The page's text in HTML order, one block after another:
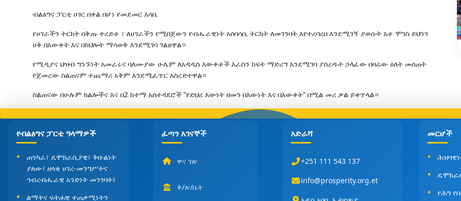
ብልፅግና ፓርቲ ሀገር በቀል በሆነ የመደመር እሳቤ
የሀገራችን ትርክት በቅጡ ተረድቶ ፣ ለሀገራችን የሚበጀውን የብሔራዊነት አሰባሳቢ ትርክት ለመገንባት እየተረባረበ እንደሚገኝ ያወሱት አቶ ሞገስ ይህንን
ሀቅ በእውቀት እና በክህሎት ማሳወቅ እንደሚገባ ገልፀዋል።
የሚዲያና ህዝብ ግንኙነት አመራሩና ባለሙያው ሁሌም ለአዳዲስ እውቀቶች እራስን ክፍት ማድረግ እንደሚገባ ያስረዱት ኃላፊው በዛሬው ዕለት መሰጠት
የጀመረው ስልጠናም ተጨማሪ አቅም እንደሚፈጥር አስረድተዋል።
ስልጠናው በሁሉም ክልሎችና እና በ2 ከተማ አስተዳደሮች “የድህረ እውነት ዘመን በእውነት እና በእውቀት” በሚል መሪ ቃል ይቀጥላል።
የብልፅግና ፓርቲ ዓላማዎች
ጠንካራ፣ ዴሞክራሲያዊ፣ ቅቡልነት
ያለው፣ ዘላቂ ሀገረ-መንግሥትና
ኅብረብሔራዊ አንድነት መገንባት፤
ልማትና ፍትሐዊ ተጠቃሚነትን
ፈጣን አገናኞች
ዋና ገጽ
ቅ/ጽ/ቤት
አድራሻ
+251 111 543 137
info@prosperity.org.et
መርሆች
የሕግ